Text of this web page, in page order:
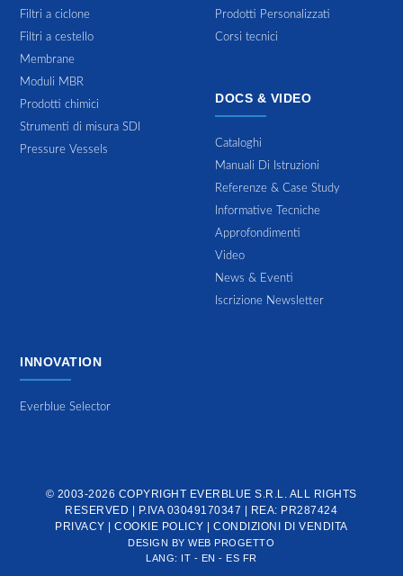
Filtri a ciclone
Filtri a cestello
Membrane
Moduli MBR
Prodotti chimici
Strumenti di misura SDI
Pressure Vessels
Prodotti Personalizzati
Corsi tecnici
DOCS & VIDEO
Cataloghi
Manuali Di Istruzioni
Referenze & Case Study
Informative Tecniche
Approfondimenti
Video
News & Eventi
Iscrizione Newsletter
INNOVATION
Everblue Selector
© 2003-2026 COPYRIGHT EVERBLUE S.R.L.
ALL RIGHTS
RESERVED | P.IVA 03049170347 | REA: PR287424
PRIVACY |COOKIE POLICY |CONDIZIONI DI VENDITA
DESIGN BYWEB PROGETTO
LANG: IT - EN - ES FR